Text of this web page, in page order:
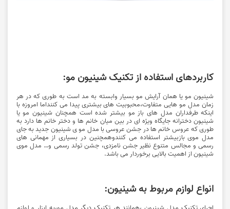
کاربردهای استفاده از تکنیک شینیون مو:
شینیون مو یا همان آرایش مو بسیار وابسته به مد است به طوری که در هر
زمان مدل مو هایی متفاوت،محبوبیت های بیشتری پیدا می کننداما امروزه با
اینکه طرفداران مدل های باز مو بیشتر شده است همچنان شینیون مو یا
شینیون دخترانه جایگاه ویژه ای در بین میان خانم ها و دختر خانم ها دارد به
طوری که عروس خانم ها در جشن عروسی با مدل مو ی شینیون جدید به جای
مدل موی بازبیشتر استفاده می کنندوهمچنین در بسیاری از مهمانی های
رسمی و مجالس متنوع نظیر جشن نامزدی، جشن تولد رسمی و… مدل موی
شینیون از اهمیت بالایی برخوردار می باشد.
انواع لوازم مربوط به شینیون:
اجرای تکنیک مدل شینیون ،همانند هر تکنیک دیگر مدل مو،به ابزار و لوازم